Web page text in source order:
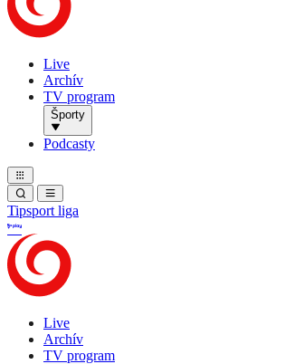
Live
Archív
TV program
Športy
Podcasty
Tipsport liga
Live
Archív
TV program